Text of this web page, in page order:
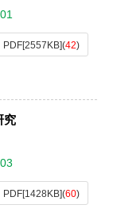
PDF[2557KB](42)
究
PDF[1428KB](60)